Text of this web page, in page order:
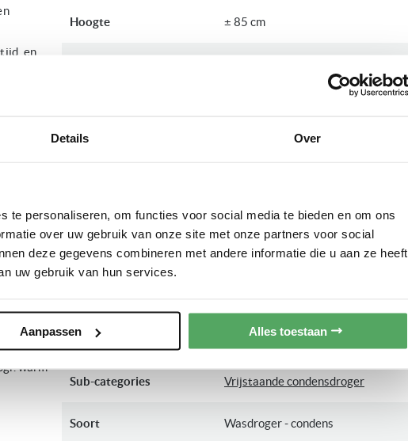
Details Over
te personaliseren, om functies voor social media te bieden en om ons
over uw gebruik van onze site met onze partners voor social
deze gegevens combineren met andere informatie die u aan ze heeft
uw gebruik van hun services.
Aanpassen Alles toestaan
en
schatting
warm
Hoogte ± 85 cm
informatie
Merk Siemens
Artikelnummer WP31G209NL
Categorie Drogers
Sub-categories Vrijstaande condensdroger
Soort Wasdroger - condens